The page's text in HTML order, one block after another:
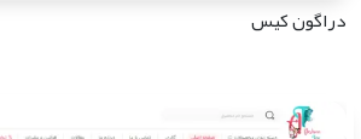
دراگون کیس